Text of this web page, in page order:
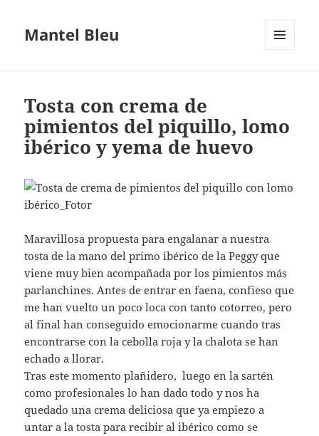
Mantel Bleu
Tosta con crema de
pimientos del piquillo, lomo
ibérico y yema de huevo
Maravillosa propuesta para engalanar a nuestra
tosta de la mano del primo ibérico de la Peggy que
viene muy bien acompañada por los pimientos más
parlanchines. Antes de entrar en faena, confieso que
me han vuelto un poco loca con tanto cotorreo, pero
al final han conseguido emocionarme cuando tras
encontrarse con la cebolla roja y la chalota se han
echado a llorar.
Tras este momento plañidero, luego en la sartén
como profesionales lo han dado todo y nos ha
quedado una crema deliciosa que ya empiezo a
untar a la tosta para recibir al ibérico como se